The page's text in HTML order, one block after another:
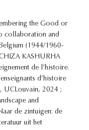
the Good or
collaboration and
(1944/1960-
KASHURHA
de l’histoire.
d’histoire
UCLouvain, 2024 ;
and
de zintuigen: de
uit het